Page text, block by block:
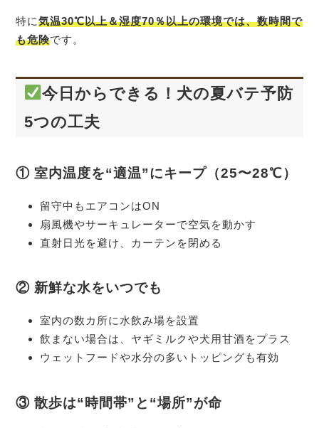
特に気温30℃以上＆湿度70％以上の環境では、数時間で
も危険です。
今日からできる！犬の夏バテ予防
5つの工夫
① 室内温度を“適温”にキープ（25〜28℃）
留守中もエアコンはON
扇風機やサーキュレーターで空気を動かす
直射日光を避け、カーテンを閉める
② 新鮮な水をいつでも
室内の数カ所に水飲み場を設置
飲まない場合は、ヤギミルクや犬用甘酒をプラス
ウェットフードや水分の多いトッピングも有効
③ 散歩は“時間帯”と“場所”が命